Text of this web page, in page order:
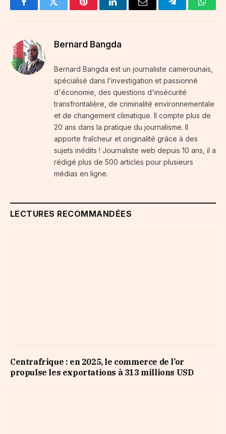
FacebookTwitter PinterestLinkedInEmail Telegram
Bernard Bangda
Bernard Bangda est un journaliste camerounais,
spécialisé dans l’investigation et passionné
d'économie, des questions d'insécurité
transfrontalière, de criminalité environnementale
et de changement climatique. Il compte plus de
20 ans dans la pratique du journalisme. Il
apporte fraîcheur et originalité grâce à des
sujets inédits ! Journaliste web depuis 10 ans, il a
rédigé plus de 500 articles pour plusieurs
médias en ligne.
LECTURES RECOMMANDÉES
Centrafrique : en 2025, le commerce de l’or
propulse les exportations à 313 millions USD